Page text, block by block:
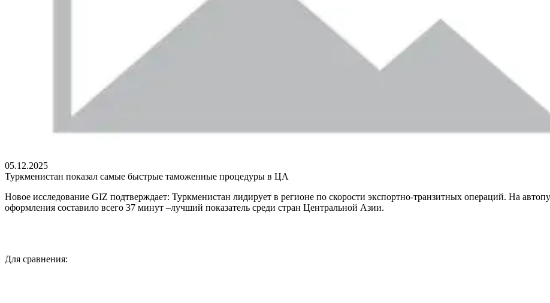
05.12.2025
Туркменистан показал самые быстрые таможенные процедуры в ЦА
Новое исследование GIZ подтверждает: Туркменистан лидирует в регионе по скорости экспортно-транзитных операций. На
оформления составило всего 37 минут –лучший показатель среди стран Центральной Азии.
Для сравнения: